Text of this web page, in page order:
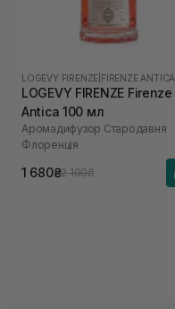
LOGEVY FIRENZE FIRENZE ANTICA
LOGEVY FIRENZE Firenze
Antica 100 мл
Аромадифузор Стародавня
Флоренція
1 680₴2 100₴